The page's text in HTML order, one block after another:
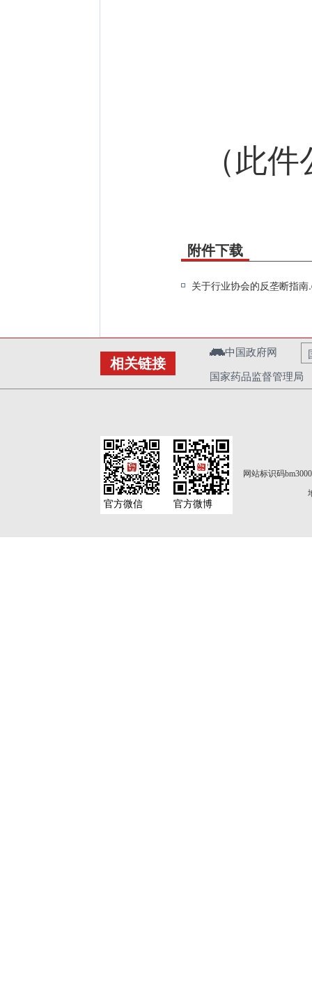
（此
附件下载
关于行业协会的反垄断指南
相关链接
中国政府网
国家药品监督管理局
网站标识码
官方微信 官方微博